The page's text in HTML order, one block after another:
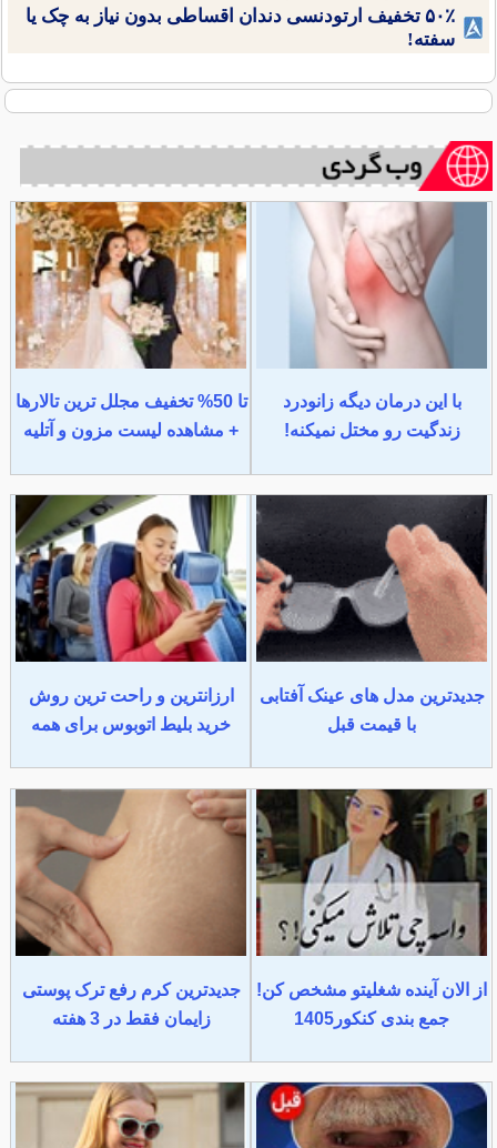
۵۰٪ تخفیف ارتودنسی دندان اقساطی بدون نیاز به چک یا
سفته!
با این درمان دیگه زانودرد
زندگیت رو مختل نمیکنه!
تا 50% تخفیف مجلل ترین تالارها
+ مشاهده لیست مزون و آتلیه
جدیدترین مدل های عینک آفتابی
با قیمت قبل
ارزانترین و راحت ترین روش
خرید بلیط اتوبوس برای همه
از الان آینده شغلیتو مشخص کن!
جمع بندی کنکور1405
جدیدترین کرم رفع ترک پوستی
زایمان فقط در 3 هفته